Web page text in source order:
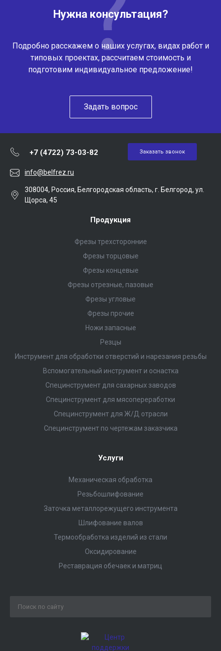
Нужна консультация?
Подробно расскажем о наших услугах, видах работ и
типовых проектах, рассчитаем стоимость и
подготовим индивидуальное предложение!
Задать вопрос
+7 (4722) 73-03-82 Заказать звонок
info@belfrez.ru
308004, Россия, Белгородская область, г. Белгород, ул.
Щорса, 45
Продукция
Фрезы трехсторонние
Фрезы торцовые
Фрезы концевые
Фрезы отрезные, пазовые
Фрезы угловые
Фрезы прочие
Ножи запасные
Резцы
Инструмент для обработки отверстий и нарезания резьбы
Вспомогательный инструмент и оснастка
Специнструмент для сахарных заводов
Специнструмент для мясопереработки
Специнструмент для Ж/Д отрасли
Специнструмент по чертежам заказчика
Услуги
Механическая обработка
Резьбошлифование
Заточка металлорежущего инструмента
Шлифование валов
Термообработка изделий из стали
Оксидирование
Реставрация обечаек и матриц